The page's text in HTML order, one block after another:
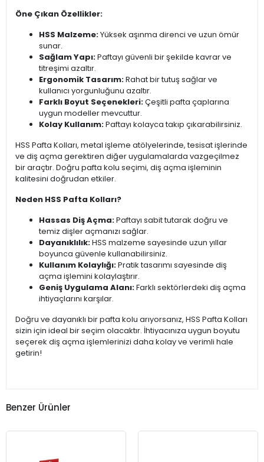
Öne Çıkan Özellikler:
HSS Malzeme:Yüksek aşınma direnci ve uzun ömür
sunar.
Sağlam Yapı:Paftayı güvenli bir şekilde kavrar ve
titreşimi azaltır.
Ergonomik Tasarım:Rahat bir tutuş sağlar ve
kullanıcı yorgunluğunu azaltır.
Farklı Boyut Seçenekleri:Çeşitli pafta çaplarına
uygun modeller mevcuttur.
Kolay Kullanım:Paftayı kolayca takıp çıkarabilirsiniz.
HSS Pafta Kolları, metal işleme atölyelerinde, tesisat işlerinde
ve diş açma gerektiren diğer uygulamalarda vazgeçilmez
bir araçtır. Doğru pafta kolu seçimi, diş açma işleminin
kalitesini doğrudan etkiler.
Neden HSS Pafta Kolları?
Hassas Diş Açma:Paftayı sabit tutarak doğru ve
temiz dişler açmanızı sağlar.
Dayanıklılık:HSS malzeme sayesinde uzun yıllar
boyunca güvenle kullanabilirsiniz.
Kullanım Kolaylığı:Pratik tasarımı sayesinde diş
açma işlemini kolaylaştırır.
Geniş Uygulama Alanı:Farklı sektörlerdeki diş açma
ihtiyaçlarını karşılar.
Doğru ve dayanıklı bir pafta kolu arıyorsanız, HSS Pafta Kolları
sizin için ideal bir seçim olacaktır. İhtiyacınıza uygun boyutu
seçerek diş açma işlemlerinizi daha kolay ve verimli hale
getirin!
Benzer Ürünler